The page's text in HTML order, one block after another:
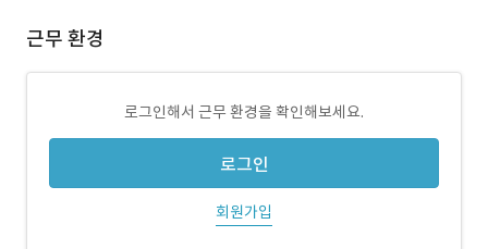
근무 환경
로그인해서 근무 환경을 확인해보세요.
로그인
회원가입